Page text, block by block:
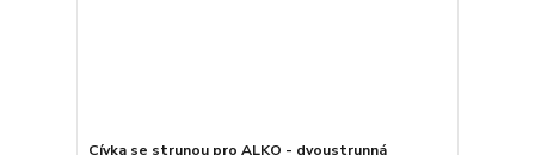
Cívka se strunou pro ALKO - dvoustrunná